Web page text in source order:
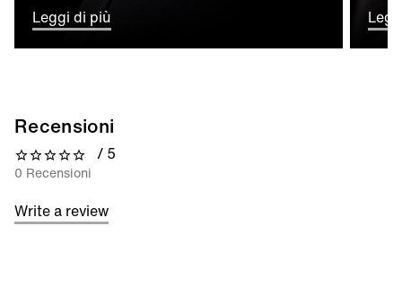
Leggi di più
Recensioni
0 out of 5 stars
/ 5
0 Recensioni
Write a review